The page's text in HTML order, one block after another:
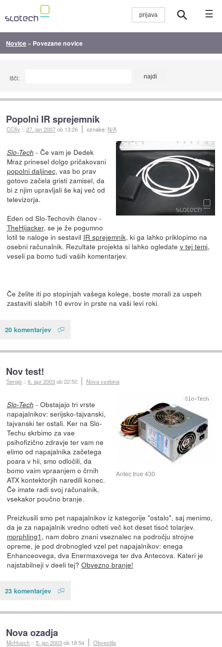
☰
Novice » Povezane novice
Išči:
Popolni IR sprejemnik
CCfly ::27. jan 2007ob 13:26 oznake: N/A
Slo-Tech - Če vam je Dedek
Mraz prinesel dolgo pričakovani
popolni daljinec, vas bo prav
gotovo začela gristi zamisel, da
bi z njim upravljali še kaj več od
televizorja.
Eden od Slo-Techovih članov -
TheHijacker, se je že pogumno
lotil te naloge in sestavil IR sprejemnik, ki ga lahko priklopimo na
osebni računalnik. Rezultate projekta si lahko ogledate v tej temi,
veseli pa bomo tudi vaših komentarjev.
Če želite iti po stopinjah vašega kolege, boste morali za uspeh
zastaviti slabih 10 evrov in prste na vaši levi roki.
20 komentarjev
Nov test!
Sergio ::6. apr 2003ob 22:50 Nova vsebina
Antec true 430
Slo-Tech - Obstajajo tri vrste
napajalnikov: serijsko-tajvanski,
tajvanski ter ostali. Ker na Slo-
Techu skrbimo za vae
psihofizično zdravje ter vam ne
elimo od napajalnika začetega
poara v hii, smo odločili, da
bomo vaim vpraanjem o črnih
ATX kontektorjih naredili konec.
Če imate radi svoj računalnik,
vsekakor poučno branje.
Preizkusili smo pet napajalnikov iz kategorije "ostalo", saj menimo,
da je za napajalnik vredno odteti več kot deset tisoč tolarjev.
morphling1 , nam dobro znani vseznalec na področju strojne
opreme, je pod drobnogled vzel pet napajalnikov: enega
Enhanceovega, dva Enermaxovega ter dva Antecova. Kateri je
najstabilneji v deeli tej? Obvezno branje!
23 komentarjev
Nova ozadja
McHusch ::5. jan 2003ob 18:54 Obvestila